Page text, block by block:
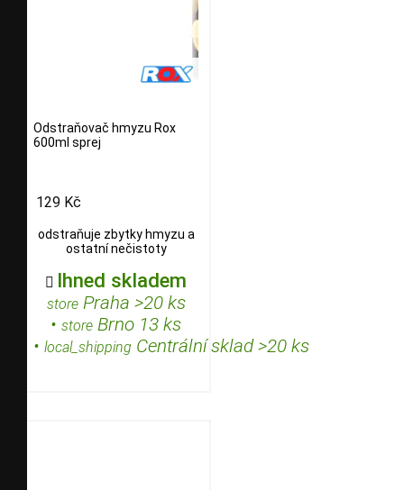
Odstraňovač hmyzu Rox
600ml sprej
129 Kč
odstraňuje zbytky hmyzu a
ostatní nečistoty
 Ihned skladem
storePraha >20 ks
• store Brno 13 ks
• local_shipping Centrální sklad >20 ks